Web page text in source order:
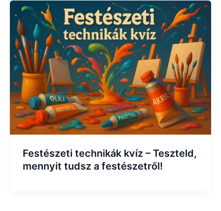
Festészeti technikák kvíz – Teszteld,
mennyit tudsz a festészetről!